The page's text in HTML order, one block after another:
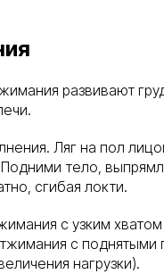
развивают
Ляг на пол
тело,
сгибая локти.
с узким хватом
с поднятыми
нагрузки).